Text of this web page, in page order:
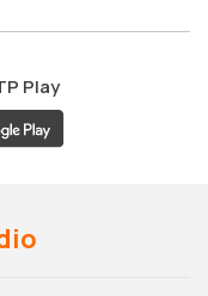
Play